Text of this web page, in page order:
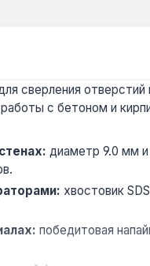
сверления
с бетоном и
диаметр 9.0 мм
хвостовик
победитовая